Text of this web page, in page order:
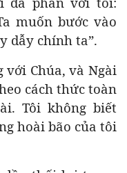
muốn bước vào
dẫy chính ta”.
với Chúa, và Ngài
cách thức toàn
Tôi không biết
hoài bão của tôi